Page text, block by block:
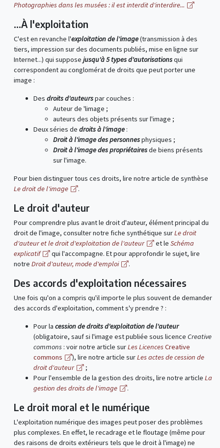
Photographies dans les musées : il est interdit d'interdire...
...À l'exploitation
C'est en revanche l'exploitation de l'image(transmission à des
tiers, impression sur des documents publiés, mise en ligne sur
Internet...) qui suppose jusqu'à 5 types d'autorisationsqui
correspondent au conglomérat de droits que peut porter une
image :
Des droits d'auteurspar couches :
Auteur de 'limage ;
auteurs des objets présents sur l'image ;
Deux séries de droits à l'image :
Droit à l'image des personnesphysiques ;
Droit à l'image des propriétairesde biens présents
sur l'image.
Pour bien distinguer tous ces droits, lire notre article de synthèse
Le droit de l'image
.
Le droit d'auteur
Pour comprendre plus avant le droit d'auteur, élément principal du
droit de l'image, consulter notre fiche synthétique surLe droit
d'auteur et le droit d'exploitation de l'auteur
et le Schéma
explicatif
qui l'accompagne. Et pour approfondir le sujet, lire
notre Droit d'auteur, mode d'emploi .
Des accords d'exploitation nécessaires
Une fois qu'on a compris qu'il importe le plus souvent de demander
des accords d'exploitation, comment s'y prendre ? :
Pour la cession de droits d'exploitation de l'auteur
(obligatoire, sauf si l'image est publiée sous licence Creative
commons : voir notre article surLes Licences Creative
commons
), lire notre article surLes actes de cession de
droit d'auteur
;
Pour l'ensemble de la gestion des droits, lire notre article La
gestion des droits de l'image
.
Le droit moral et le numérique
L'exploitation numérique des images peut poser des problèmes
plus complexes. En effet, le recadrage et le floutage (même pour
des raisons de droits extérieurs tels que le droit à l'image) ne